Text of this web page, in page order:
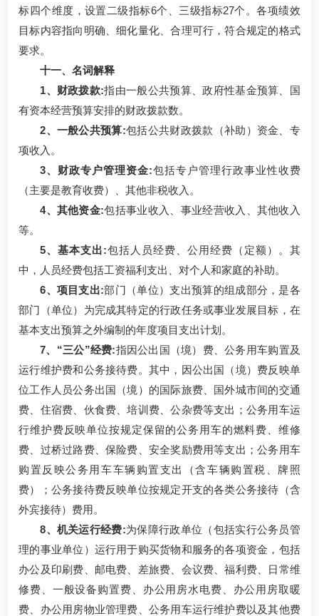
标四个维度，设置二级指标6个、三级指标27个。各项绩效
目标内容指向明确、细化量化、合理可行，符合规定的格式
要求。
十一、名词解释
1、财政拨款:指由一般公共预算、政府性基金预算、国
有资本经营预算安排的财政拨款数。
2、一般公共预算:包括公共财政拨款（补助）资金、专
项收入。
3、财政专户管理资金:包括专户管理行政事业性收费
（主要是教育收费）、其他非税收入。
4、其他资金:包括事业收入、事业经营收入、其他收入
等。
5、基本支出:包括人员经费、公用经费（定额）。其
中，人员经费包括工资福利支出、对个人和家庭的补助。
6、项目支出:部门（单位）支出预算的组成部分，是各
部门（单位）为完成其特定的行政任务或事业发展目标，在
基本支出预算之外编制的年度项目支出计划。
7、“三公”经费:指因公出国（境）费、公务用车购置及
运行维护费和公务接待费。其中，因公出国（境）费反映单
位工作人员公务出国（境）的国际旅费、国外城市间的交通
费、住宿费、伙食费、培训费、公杂费等支出；公务用车运
行维护费反映单位按规定保留的公务用车的燃料费、维修
费、过桥过路费、保险费、安全奖励费用等支出；公务用车
购置反映公务用车车辆购置支出（含车辆购置税、牌照
费）；公务接待费反映单位按规定开支的各类公务接待（含
外宾接待）费用。
8、机关运行经费:为保障行政单位（包括实行公务员管
理的事业单位）运行用于购买货物和服务的各项资金，包括
办公及印刷费、邮电费、差旅费、会议费、福利费、日常维
修费、一般设备购置费、办公用房水电费、办公用房取暖
费、办公用房物业管理费、公务用车运行维护费以及其他费